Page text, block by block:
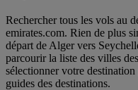
Rechercher tous les vols au
emirates.com. Rien de plus
départ de Alger vers
parcourir la liste des villes
sélectionner votre
guides des destinations.